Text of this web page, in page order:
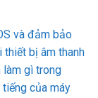
và đảm bảo
bị âm thanh
làm gì trong
của máy